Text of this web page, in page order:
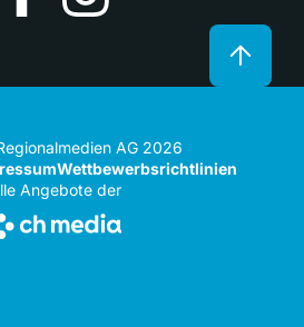
AG 2026
Wettbewerbsrichtlinien
Angebote der